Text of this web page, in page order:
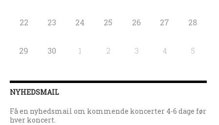
22 23 24 25 26 27 28
29 30 1 2 3 4 5
NYHEDSMAIL
Få en nyhedsmail om kommende koncerter 4-6 dage før
hver koncert.